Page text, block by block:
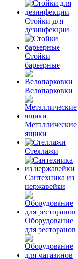
Стойки для
дезинфекции
Стойки
барьерные
Велопарковки
Металлические
ящики
Стеллажи
Сантехника из
нержавейки
Оборудование
для ресторанов